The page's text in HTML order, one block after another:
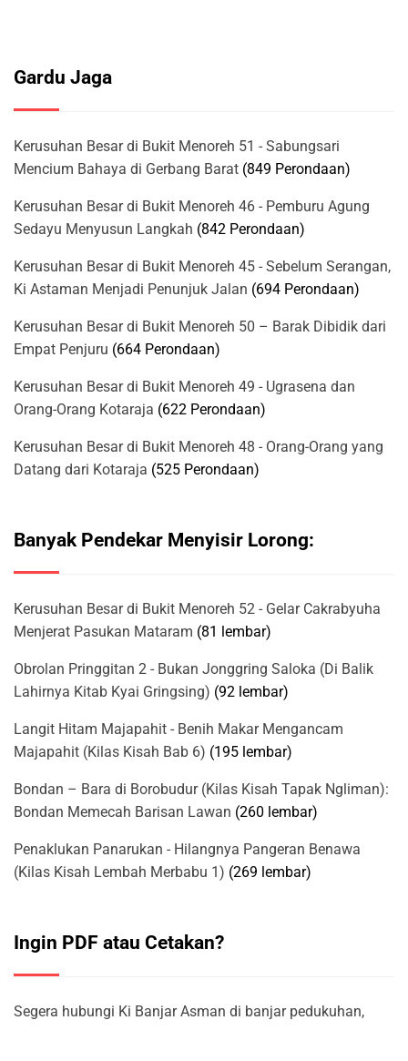
Gardu Jaga
Kerusuhan Besar di Bukit Menoreh 51 - Sabungsari
Mencium Bahaya di Gerbang Barat (849 Perondaan)
Kerusuhan Besar di Bukit Menoreh 46 - Pemburu Agung
Sedayu Menyusun Langkah (842 Perondaan)
Kerusuhan Besar di Bukit Menoreh 45 - Sebelum Serangan,
Ki Astaman Menjadi Penunjuk Jalan (694 Perondaan)
Kerusuhan Besar di Bukit Menoreh 50 – Barak Dibidik dari
Empat Penjuru (664 Perondaan)
Kerusuhan Besar di Bukit Menoreh 49 - Ugrasena dan
Orang-Orang Kotaraja (622 Perondaan)
Kerusuhan Besar di Bukit Menoreh 48 - Orang-Orang yang
Datang dari Kotaraja (525 Perondaan)
Banyak Pendekar Menyisir Lorong:
Kerusuhan Besar di Bukit Menoreh 52 - Gelar Cakrabyuha
Menjerat Pasukan Mataram (81 lembar)
Obrolan Pringgitan 2 - Bukan Jonggring Saloka (Di Balik
Lahirnya Kitab Kyai Gringsing) (92 lembar)
Langit Hitam Majapahit - Benih Makar Mengancam
Majapahit (Kilas Kisah Bab 6) (195 lembar)
Bondan – Bara di Borobudur (Kilas Kisah Tapak Ngliman):
Bondan Memecah Barisan Lawan (260 lembar)
Penaklukan Panarukan - Hilangnya Pangeran Benawa
(Kilas Kisah Lembah Merbabu 1) (269 lembar)
Ingin PDF atau Cetakan?
Segera hubungi Ki Banjar Asman di banjar pedukuhan,